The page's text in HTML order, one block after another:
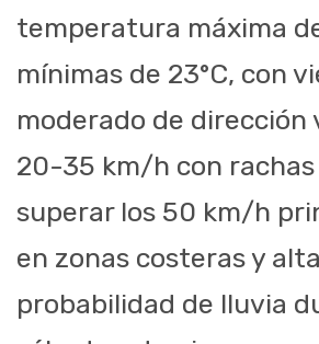
temperatura máxima
mínimas de 23°C, con
moderado de dirección
20-35 km/h con
superar los 50 km/h
en zonas costeras y alta
probabilidad de lluvia